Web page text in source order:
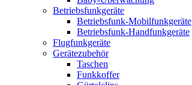
Betriebsfunkgeräte
Betriebsfunk-Mobilfunkgeräte
Betriebsfunk-Handfunkgeräte
Flugfunkgeräte
Gerätezubehör
Taschen
Funkkoffer